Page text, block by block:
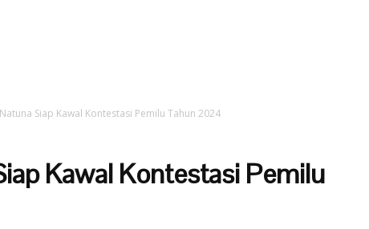
Siap Kawal Kontestasi Pemilu Tahun 2024
Kawal Kontestasi Pemilu